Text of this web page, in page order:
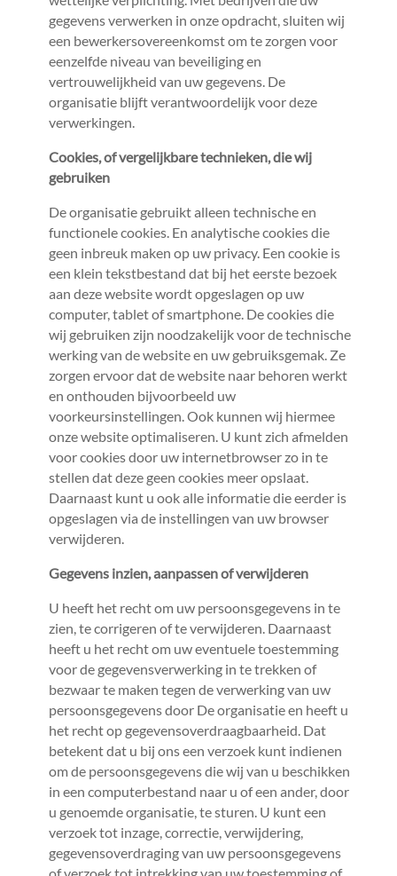
gegevens verwerken in onze opdracht, sluiten wij
een bewerkersovereenkomst om te zorgen voor
eenzelfde niveau van beveiliging en
vertrouwelijkheid van uw gegevens. De
organisatie blijft verantwoordelijk voor deze
verwerkingen.
Cookies, of vergelijkbare technieken, die wij
gebruiken
De organisatie gebruikt alleen technische en
functionele cookies. En analytische cookies die
geen inbreuk maken op uw privacy. Een cookie is
een klein tekstbestand dat bij het eerste bezoek
aan deze website wordt opgeslagen op uw
computer, tablet of smartphone. De cookies die
wij gebruiken zijn noodzakelijk voor de technische
werking van de website en uw gebruiksgemak. Ze
zorgen ervoor dat de website naar behoren werkt
en onthouden bijvoorbeeld uw
voorkeursinstellingen. Ook kunnen wij hiermee
onze website optimaliseren. U kunt zich afmelden
voor cookies door uw internetbrowser zo in te
stellen dat deze geen cookies meer opslaat.
Daarnaast kunt u ook alle informatie die eerder is
opgeslagen via de instellingen van uw browser
verwijderen.
Gegevens inzien, aanpassen of verwijderen
U heeft het recht om uw persoonsgegevens in te
zien, te corrigeren of te verwijderen. Daarnaast
heeft u het recht om uw eventuele toestemming
voor de gegevensverwerking in te trekken of
bezwaar te maken tegen de verwerking van uw
persoonsgegevens door De organisatie en heeft u
het recht op gegevensoverdraagbaarheid. Dat
betekent dat u bij ons een verzoek kunt indienen
om de persoonsgegevens die wij van u beschikken
in een computerbestand naar u of een ander, door
u genoemde organisatie, te sturen. U kunt een
verzoek tot inzage, correctie, verwijdering,
gegevensoverdraging van uw persoonsgegevens